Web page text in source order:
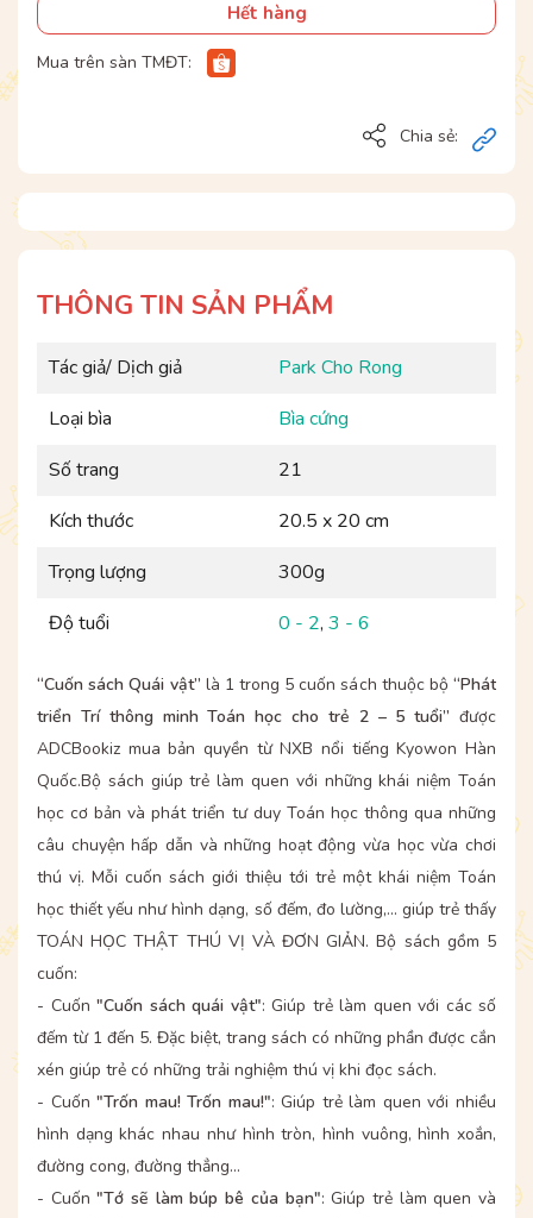
Hết hàng
Mua trên sàn TMĐT:
Chia sẻ:
THÔNG TIN SẢN PHẨM
Tác giả/ Dịch giả
Park Cho Rong
Loại bìa
Bìa cứng
Số trang
21
Kích thước
20.5 x 20 cm
Trọng lượng
300g
Độ tuổi
0 - 2, 3 - 6
“Cuốn sách Quái vật” là 1 trong 5 cuốn sách thuộc bộ “Phát
triển Trí thông minh Toán học cho trẻ 2 – 5 tuổi” được
ADCBookiz mua bản quyền từ NXB nổi tiếng Kyowon Hàn
Quốc.Bộ sách giúp trẻ làm quen với những khái niệm Toán
học cơ bản và phát triển tư duy Toán học thông qua những
câu chuyện hấp dẫn và những hoạt động vừa học vừa chơi
thú vị. Mỗi cuốn sách giới thiệu tới trẻ một khái niệm Toán
học thiết yếu như hình dạng, số đếm, đo lường,... giúp trẻ thấy
TOÁN HỌC THẬT THÚ VỊ VÀ ĐƠN GIẢN. Bộ sách gồm 5
cuốn:
- Cuốn "Cuốn sách quái vật": Giúp trẻ làm quen với các số
đếm từ 1 đến 5. Đặc biệt, trang sách có những phần được cắn
xén giúp trẻ có những trải nghiệm thú vị khi đọc sách.
- Cuốn"Trốn mau! Trốn mau!": Giúp trẻ làm quen với nhiều
hình dạng khác nhau như hình tròn, hình vuông, hình xoắn,
đường cong, đường thẳng...
- Cuốn"Tớ sẽ làm búp bê của bạn": Giúp trẻ làm quen và